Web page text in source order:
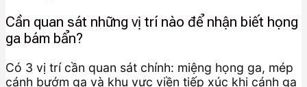
Cần quan sát những vị trí nào để nhận biết họng
ga bám bẩn?
Có 3 vị trí cần quan sát chính: miệng họng ga, mép
cánh bướm ga và khu vực viền tiếp xúc khi cánh ga